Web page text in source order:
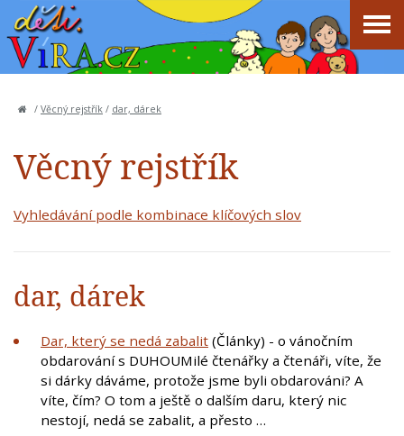
/ Věcný rejstřík / dar, dárek
Věcný rejstřík
Vyhledávání podle kombinace klíčových slov
dar, dárek
Dar, který se nedá zabalit (Články) - o vánočním
obdarování s DUHOUMilé čtenářky a čtenáři, víte, že
si dárky dáváme, protože jsme byli obdarováni? A
víte, čím? O tom a ještě o dalším daru, který nic
nestojí, nedá se zabalit, a přesto …